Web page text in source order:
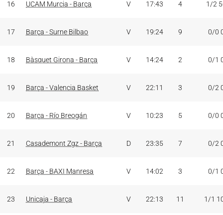
16 UCAM Murcia - Barça V 17:43 4 1/2
17 Barça - Surne Bilbao V 19:24 9 0/0
18 Bàsquet Girona - Barça V 14:24 2 0/1
19 Barça - Valencia Basket V 22:11 3 0/2
20 Barça - Río Breogán V 10:23 5 0/0
21 Casademont Zgz - Barça D 23:35 7 0/2
22 Barça - BAXI Manresa V 14:02 3 0/1
23 Unicaja - Barça V 22:13 11 1/1